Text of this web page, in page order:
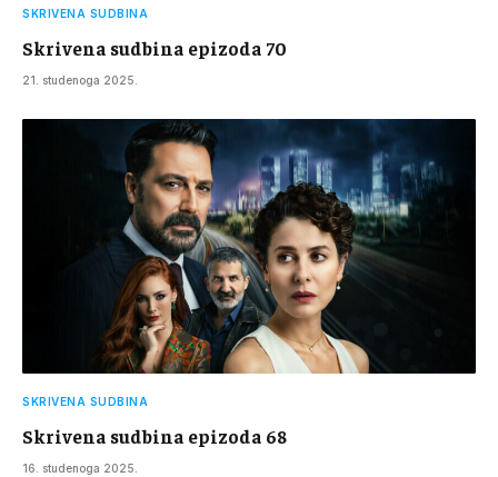
SKRIVENA SUDBINA
Skrivena sudbina epizoda 70
21. studenoga 2025.
SKRIVENA SUDBINA
Skrivena sudbina epizoda 68
16. studenoga 2025.